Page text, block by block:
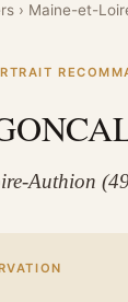
› Maine-et-
Authion